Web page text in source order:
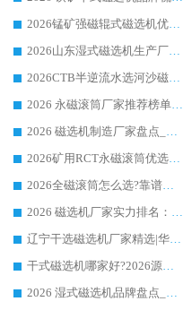
2026锰矿强磁辊式磁选机优选品牌_华体会手机网页版-华体会(中国) 专业厂家值得选择
2026山东湿式磁选机生产厂家推荐：华体会手机网页版-华体会(中国) ，深耕磁电领域十余载
2026CTB半逆流水选河沙磁选机哪家好_华体会手机网页版-华体会(中国) _值得信赖
2026 永磁滚筒厂家推荐榜单：技术与实力双驱，华体会手机网页版-华体会(中国) 表现突出
2026 磁选机制造厂家盘点_华体会手机网页版-华体会(中国) _综合实力剖析
2026矿用RCT永磁滚筒优选厂家_华体会手机网页版-华体会(中国) 领衔靠谱品牌盘点
2026全磁滚筒怎么选?靠谱厂家推荐，口碑之选华体会手机网页版-华体会(中国)
2026 磁选机厂家实力排名：技术与实力双轮驱动，华体会手机网页版-华体会(中国) 领跑
辽宁干选磁选机厂家精选|华体会手机网页版-华体会(中国) 硬核实力领跑行业标杆
干式磁选机哪家好?2026源头厂家推荐_华体会手机网页版-华体会(中国) 强磁磁选机生产厂家
2026 湿式磁选机品牌盘点_华体会手机网页版-华体会(中国) _内行认可的靠谱厂家